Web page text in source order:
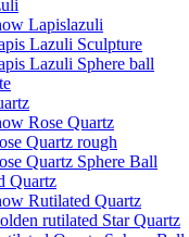
Lapislazuli
Lazuli Sculpture
Lazuli Sphere ball
Rose Quartz
Quartz rough
Quartz Sphere Ball
Quartz
Rutilated Quartz
rutilated Star Quartz